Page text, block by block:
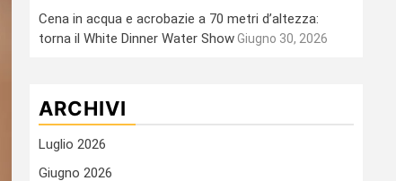
Cena in acqua e acrobazie a 70 metri d’altezza:
torna il White Dinner Water ShowGiugno 30, 2026
ARCHIVI
Luglio 2026
Giugno 2026